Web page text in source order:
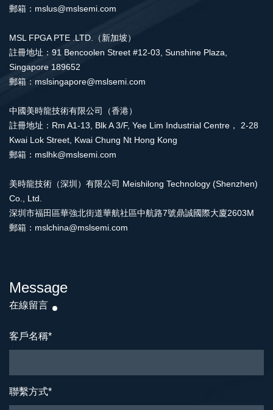
郵箱：mslus@mslsemi.com
MSL FPGA PTE .LTD.（新加坡）
註冊地址：91 Bencoolen Street #12-03, Sunshine Plaza,
Singapore 189652
郵箱：mslsingapore@mslsemi.com
中國美時龍技術有限公司（香港）
註冊地址：Rm A1-13, Blk A 3/F, Yee Lim Industrial Centre， 2-28
Kwai Lok Street, Kwai Chung Nt Hong Kong
郵箱：mslhk@mslsemi.com
美時龍技術（深圳）有限公司 Meishilong Technology (Shenzhen)
Co., Ltd.
深圳市福田區華強北街道華航社區中航路7號鼎誠國際大廈2603M
郵箱：mslchina@mslsemi.com
Message
在線留言
客戶名稱*
聯繫方式*